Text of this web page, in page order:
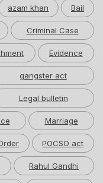
azam khan Bail
Criminal Case
Evidence
gangster act
Legal bulletin
Marriage
POCSO act
Rahul Gandhi